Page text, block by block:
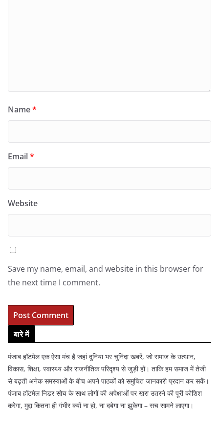
Name*
Email*
Website
Save my name, email, and website in this browser for
the next time I comment.
बारे में
पंजाब हॉटमेल एक ऐसा मंच है जहां दुनिया भर चुनिंदा खबरें, जो समाज के उत्थान,
विकास, शिक्षा, स्वास्थ्य और राजनीतिक परिदृश्य से जुड़ी हों। ताकि हम समाज में तेजी
से बढ़ती अनेक समस्याओं के बीच अपने पाठकों को समुचित जानकारी प्रदान कर सकें।
पंजाब हॉटमेल निडर सोच के साथ लोगों की अपेक्षाओं पर खरा उतरने की पूरी कोशिश
करेगा, मुद्दा कितना ही गंभीर क्यों ना हो, ना दबेगा ना झुकेगा – सच सामने लाएगा।